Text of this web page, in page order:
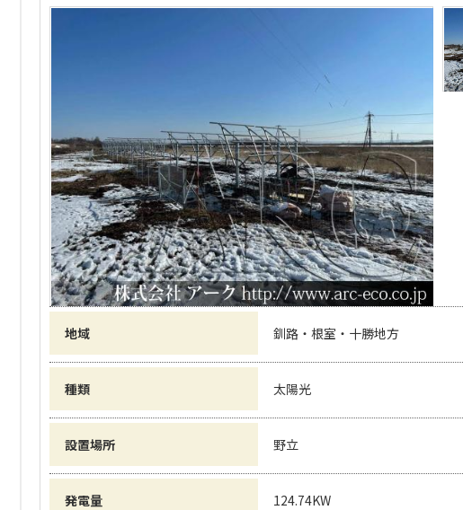
地域 釧路・根室・十勝地方
種類 太陽光
設置場所 野立
発電量 124.74KW